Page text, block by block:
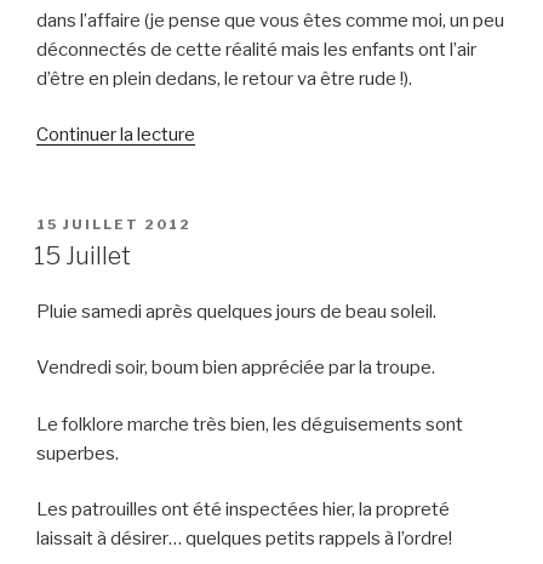
dans l’affaire (je pense que vous êtes comme moi, un peu
déconnectés de cette réalité mais les enfants ont l’air
d’être en plein dedans, le retour va être rude !).
Continuer la lecture
PUBLIÉ
LE
15 JUILLET 2012
15 Juillet
Pluie samedi après quelques jours de beau soleil.
Vendredi soir, boum bien appréciée par la troupe.
Le folklore marche très bien, les déguisements sont
superbes.
Les patrouilles ont été inspectées hier, la propreté
laissait à désirer… quelques petits rappels à l’ordre!